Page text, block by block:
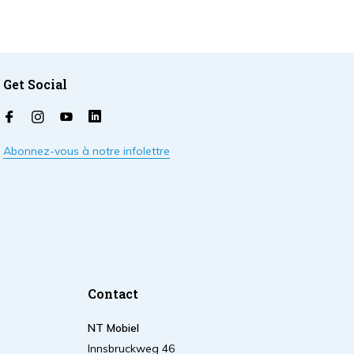
Get Social
Abonnez-vous à notre infolettre
Contact
NT Mobiel
Innsbruckweg 46